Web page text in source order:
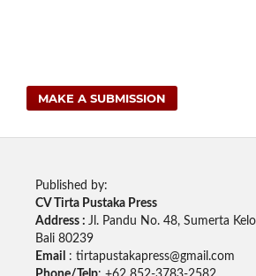
MAKE A SUBMISSION
Published by:
CV Tirta Pustaka Press
Address : Jl. Pandu No. 48, Sumerta
Bali 80239
Email
: tirtapustakapress@gmail.com